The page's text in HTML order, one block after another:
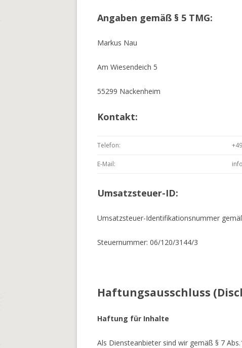
Angaben gemäß § 5 TMG:
Markus Nau
Am Wiesendeich 5
55299 Nackenheim
Kontakt:
Telefon:
E-Mail:
Umsatzsteuer-ID:
Umsatzsteuer-Identifikationsnummer
Steuernummer: 06/120/3144/3
Haftungsausschluss
Haftung für Inhalte
Als Diensteanbieter sind wir gemäß § 7